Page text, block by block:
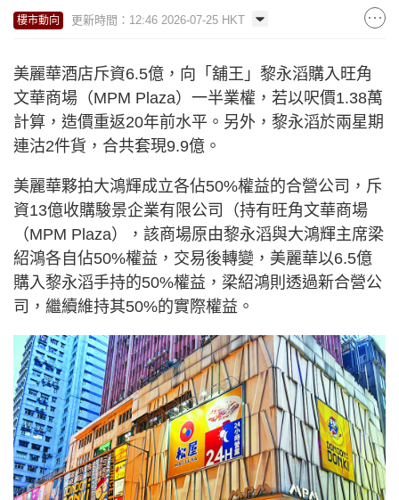
樓市動向 更新時間：12:46 2026-07-25 HKT
美麗華酒店斥資6.5億，向「舖王」黎永滔購入旺角
文華商場（MPM Plaza）一半業權，若以呎價1.38萬
計算，造價重返20年前水平。另外，黎永滔於兩星期
連沽2件貨，合共套現9.9億。
美麗華夥拍大鴻輝成立各佔50%權益的合營公司，斥
資13億收購駿景企業有限公司（持有旺角文華商場
（MPM Plaza），該商場原由黎永滔與大鴻輝主席梁
紹鴻各自佔50%權益，交易後轉變，美麗華以6.5億
購入黎永滔手持的50%權益，梁紹鴻則透過新合營公
司，繼續維持其50%的實際權益。